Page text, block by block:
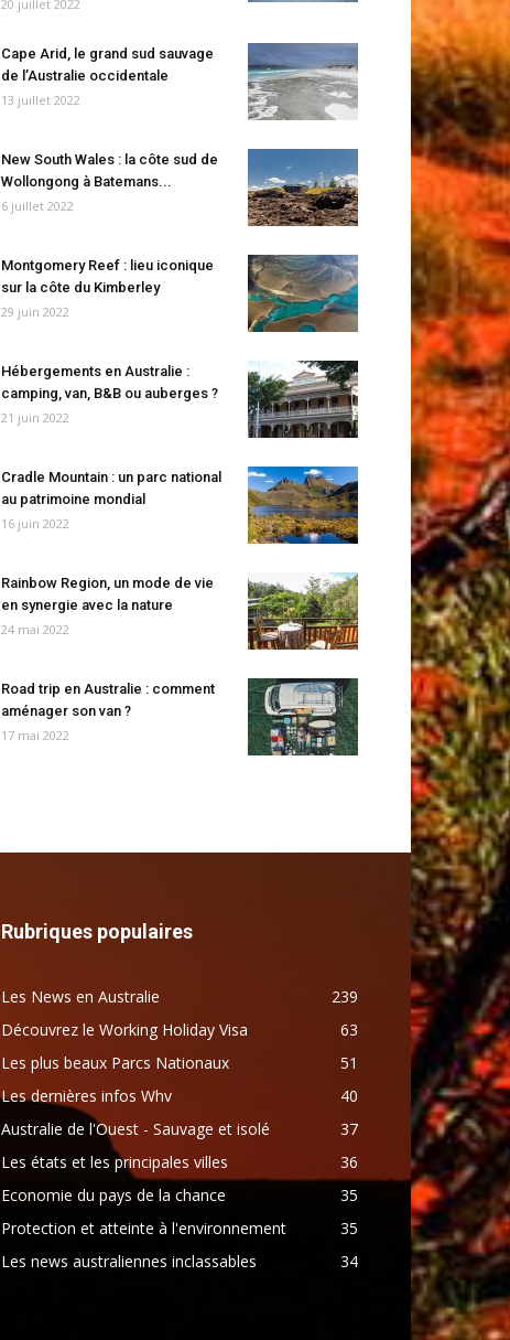
20 juillet 2022
Cape Arid, le grand sud sauvage
de l’Australie occidentale
13 juillet 2022
New South Wales : la côte sud de
Wollongong à Batemans...
6 juillet 2022
Montgomery Reef : lieu iconique
sur la côte du Kimberley
29 juin 2022
Hébergements en Australie :
camping, van, B&B ou auberges ?
21 juin 2022
Cradle Mountain : un parc national
au patrimoine mondial
16 juin 2022
Rainbow Region, un mode de vie
en synergie avec la nature
24 mai 2022
Road trip en Australie : comment
aménager son van ?
17 mai 2022
Rubriques populaires
Les News en Australie
239
Découvrez le Working Holiday Visa
63
Les plus beaux Parcs Nationaux
51
Les dernières infos Whv
40
Australie de l'Ouest - Sauvage et isolé
37
Les états et les principales villes
36
Economie du pays de la chance
35
Protection et atteinte à l'environnement
35
Les news australiennes inclassables
34